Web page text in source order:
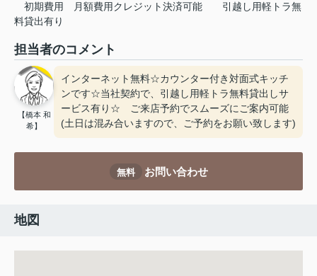
初期費用 月額費用クレジット決済可能
引越し用軽トラ無
料貸出有り
担当者のコメント
【橋本 和
希】
インターネット無料☆カウンター付き対面式キッチ
ンです☆当社契約で、引越し用軽トラ無料貸出しサ
ービス有り☆ ご来店予約でスムーズにご案内可能
(土日は混み合いますので、ご予約をお願い致します)
無料 お問い合わせ
地図